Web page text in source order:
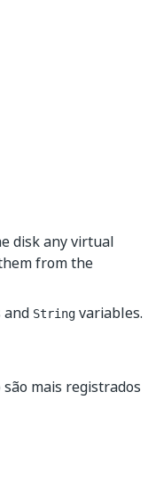
disk any virtual
from the
String variables.
mais registrados